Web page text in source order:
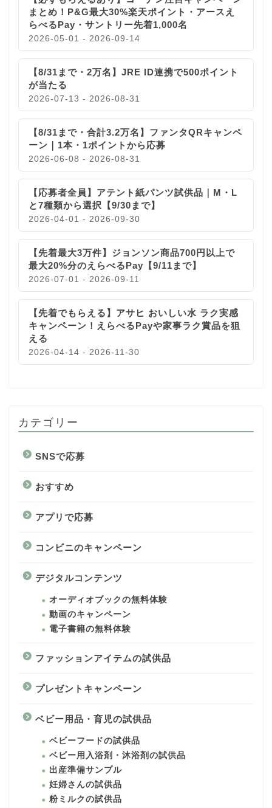
まとめ！P&G最大30%楽天ポイント・アースえ
らべるPay・サントリー先着1,000名
2026-05-01 - 2026-09-14
【8/31まで・2万名】JRE ID連携で500ポイント
が当たる
2026-07-13 - 2026-08-31
【8/31まで・合計3.2万名】ファンタQRキャンペ
ーン｜1本・1ポイントから応募
2026-06-08 - 2026-08-31
【応募者全員】アテント紙パンツ試供品｜M・L
と7種類から選択【9/30まで】
2026-04-01 - 2026-09-30
【先着最大3万件】ジョンソン商品700円以上で
最大20%分のえらべるPay【9/11まで】
2026-07-01 - 2026-09-11
【先着でもらえる】アサヒ おいしい水 ラク実感
キャンペーン！えらべるPayや家事ラク賞品を狙
える
2026-04-14 - 2026-11-30
カテゴリー
SNSで応募
おすすめ
アプリで応募
コンビニのキャンペーン
デジタルコンテンツ
オーディオブックの無料体験
動画のキャンペーン
電子書籍の無料体験
ファッションアイテムの試供品
プレゼントキャンペーン
ベビー用品・育児の試供品
ベビーフードの試供品
ベビー用入浴剤・沐浴剤の試供品
出産準備サンプル
妊婦さんの試供品
粉ミルクの試供品